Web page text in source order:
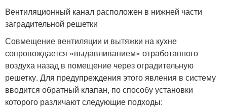
Вентиляционный канал расположен в нижней части
заградительной решетки
Совмещение вентиляции и вытяжки на кухне
сопровождается «выдавливанием» отработанного
воздуха назад в помещение через оградительную
решетку. Для предупреждения этого явления в систему
вводится обратный клапан, по способу установки
которого различают следующие подходы: